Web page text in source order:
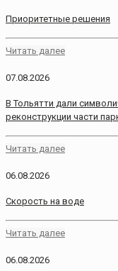
Приоритетные решения
Читать далее
07.08.2026
В Тольятти дали
реконструкции части
Читать далее
06.08.2026
Скорость на воде
Читать далее
06.08.2026